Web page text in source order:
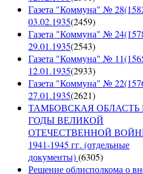
Газета "Коммуна" №
03.02.1935(2459)
Газета "Коммуна" №
29.01.1935(2543)
Газета "Коммуна" №
12.01.1935(2933)
Газета "Коммуна" №
27.01.1935(2621)
ТАМБОВСКАЯ ОБЛАСТЬ
ГОДЫ ВЕЛИКОЙ
ОТЕЧЕСТВЕННОЙ
1941-1945 гг. (отдельные
документы)(6305)
Решение облисполкома о